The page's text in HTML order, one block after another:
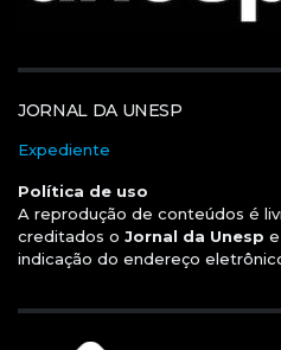
JORNAL DA UNESP
Expediente
Política de uso
A reprodução de conteúdos é
creditados o Jornal da Unesp
indicação do endereço